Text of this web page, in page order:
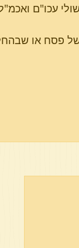
פסח או